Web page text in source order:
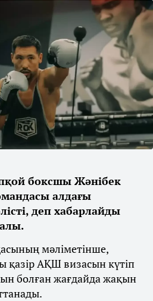
боксшы Жәнібек
алдағы
деп хабарлайды
мәліметінше,
қазір АҚШ визасын күтіп
болған жағдайда жақын